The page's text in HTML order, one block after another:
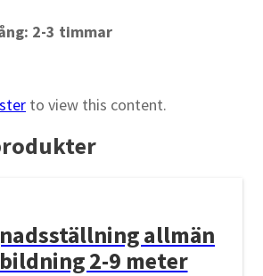
2-3 timmar
to view this content.
allmän
2-9 meter